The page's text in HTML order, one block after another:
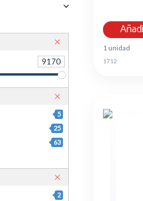
9170
5
25
63
2
1 unidad
1712